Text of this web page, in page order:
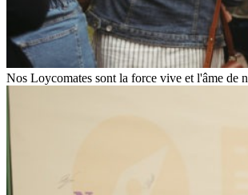
Nos Loycomates sont la force vive et l'âme de